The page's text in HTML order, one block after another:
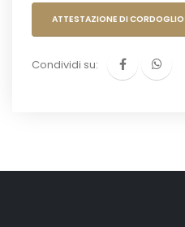
ATTESTAZIONE DI CORDOGLIO
Condividi su: